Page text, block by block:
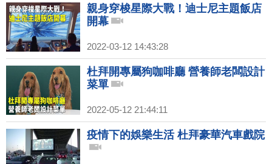
親身穿梭星際大戰！迪士尼主題飯店
開幕
2022-03-12 14:43:28
杜拜開專屬狗咖啡廳 營養師老闆設計
菜單
2022-05-12 21:44:11
疫情下的娛樂生活 杜拜豪華汽車戲院